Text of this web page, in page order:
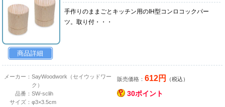
商品詳細
手作りのままごとキッチン用のIH型コンロコックパー
ツ。取り付・・・
メーカー：SayWoodwork（セイウッドワー
ク）
品番：SW-sclih
サイズ：φ3×3.5cm
販売価格：612円 （税込）
30ポイント